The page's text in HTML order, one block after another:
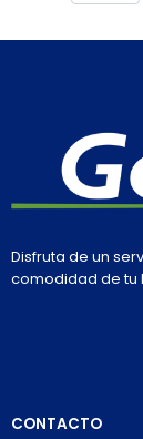
Disfruta de un
comodidad de tu
CONTACTO